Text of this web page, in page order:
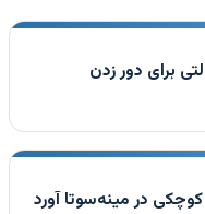
برای دور زدن
در مینه‌سوتا آورد